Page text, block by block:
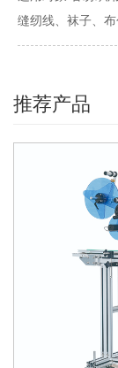
缝纫线、袜子、
推荐产品